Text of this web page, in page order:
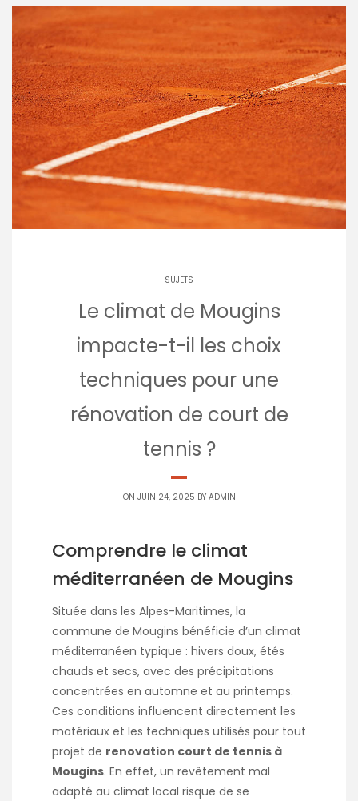
SUJETS
Le climat de Mougins
impacte-t-il les choix
techniques pour une
rénovation de court de
tennis ?
ON JUIN 24, 2025 BY ADMIN
Comprendre le climat
méditerranéen de Mougins
Située dans les Alpes-Maritimes, la
commune de Mougins bénéficie d’un climat
méditerranéen typique : hivers doux, étés
chauds et secs, avec des précipitations
concentrées en automne et au printemps.
Ces conditions influencent directement les
matériaux et les techniques utilisés pour tout
projet de renovation court de tennis à
Mougins. En effet, un revêtement mal
adapté au climat local risque de se